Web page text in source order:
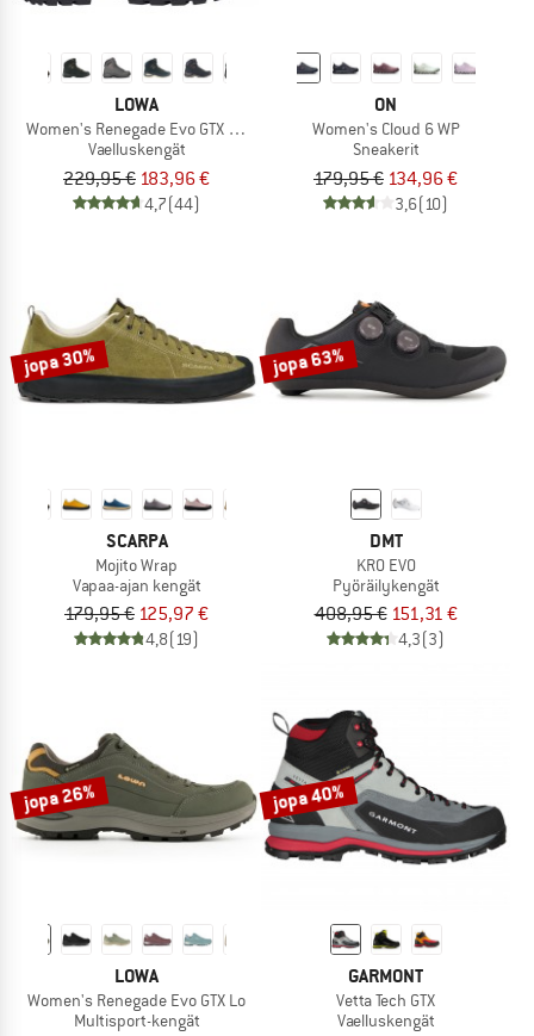
LOWA
Women's Renegade Evo GTX Mid
Vaelluskengät
229,95 € 183,96 €
4,7(44)
ON
Women's Cloud 6 WP
Sneakerit
179,95 € 134,96 €
3,6(10)
jopa 30%
SCARPA
Mojito Wrap
Vapaa-ajan kengät
179,95 € 125,97 €
4,8(19)
jopa 63%
DMT
KR0 EVO
Pyöräilykengät
408,95 € 151,31 €
4,3(3)
jopa 26%
LOWA
Women's Renegade Evo GTX Lo
Multisport-kengät
jopa 40%
GARMONT
Vetta Tech GTX
Vaelluskengät